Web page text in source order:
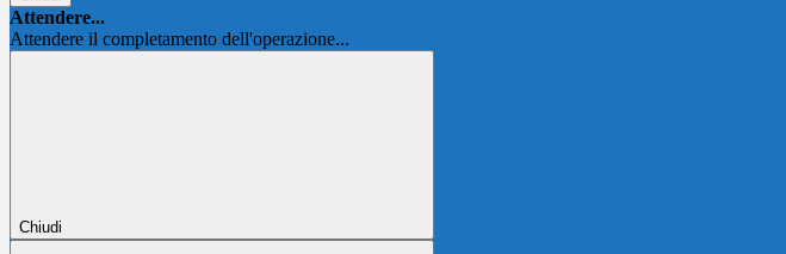
Attendere...
Attendere il completamento dell'operazione...
Chiudi